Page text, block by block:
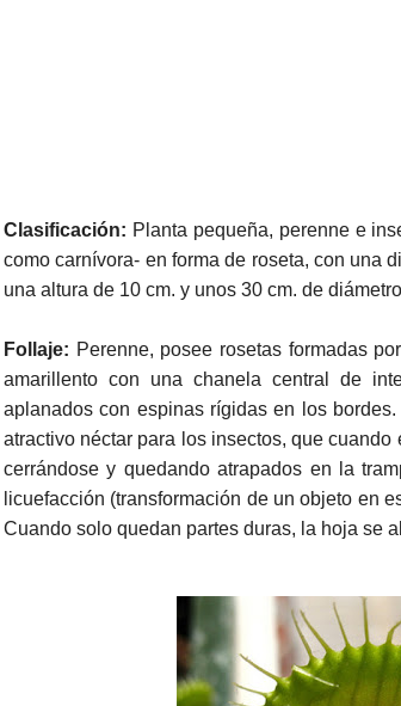
Clasificación: Planta pequeña, perenne e
como carnívora- en forma de roseta, con una
una altura de 10 cm. y unos 30 cm. de
Follaje: Perenne, posee rosetas formadas
amarillento con una chanela central de
aplanados con espinas rígidas en los
atractivo néctar para los insectos, que
cerrándose y quedando atrapados en la
licuefacción (transformación de un objeto en
Cuando solo quedan partes duras, la hoja se